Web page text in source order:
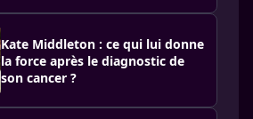
Kate Middleton : ce qui lui donne
la force après le diagnostic de
son cancer ?